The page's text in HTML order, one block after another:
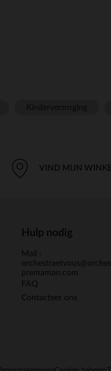
VIND MIJN
Hulp nodig
Mail :
premaman.com
FAQ
Contacteer ons